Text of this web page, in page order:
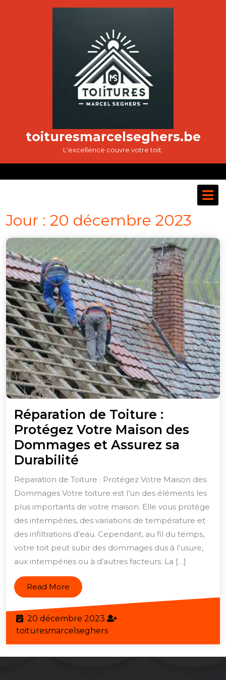
toituresmarcelseghers.be
L'excellence couvre votre toit.
Jour : 20 décembre 2023
Réparation de Toiture :
Protégez Votre Maison des
Dommages et Assurez sa
Durabilité
de
Toiture
:
Protégez
Votre
Maison
des
Dommages
et
Assurez
sa
Durabilité
Réparation de Toiture : Protégez Votre Maison des
Dommages Votre toiture est l’un des éléments les
plus importants de votre maison. Elle vous protège
des intempéries, des variations de température et
des infiltrations d’eau. Cependant, au fil du temps,
votre toit peut subir des dommages dus à l’usure,
aux intempéries ou à d’autres facteurs. La […]
Read More Read
More
20 décembre 2023 20
décembre
2023
toituresmarcelsegherstoituresmarcelseghers